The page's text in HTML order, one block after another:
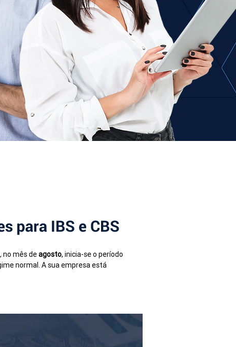
para IBS e CBS
no mês de agosto, inicia-se o período
normal. A sua empresa está